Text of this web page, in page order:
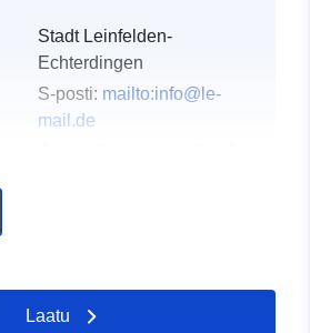
Stadt Leinfelden-
Echterdingen
S-posti: mailto:info@le-
mail.de
http://www.leinfelden-
echterdingen.de
Laatu